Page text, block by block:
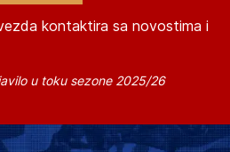
kontaktira sa novostima i
u toku sezone 2025/26